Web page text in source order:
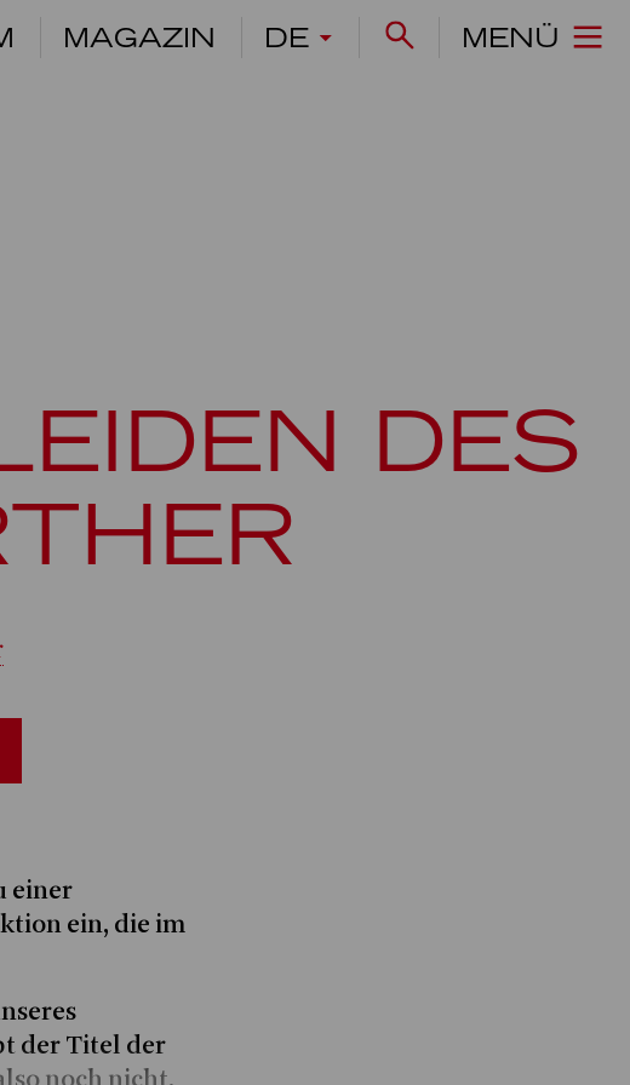
MAGAZIN DE MENÜ
DES
einer
ein, die im
der Titel der